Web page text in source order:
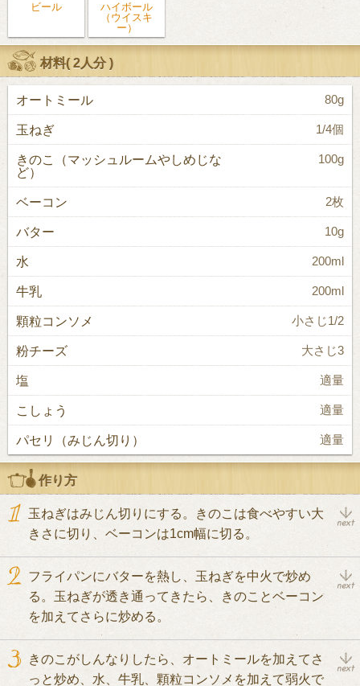
ビール
ハイボール
（ウイスキ
ー）
材料(2人分)
オートミール 80g
玉ねぎ 1/4個
きのこ（マッシュルームやしめじな
ど）
100g
ベーコン 2枚
バター 10g
水 200ml
牛乳 200ml
顆粒コンソメ 小さじ1/2
粉チーズ 大さじ3
塩 適量
こしょう 適量
パセリ（みじん切り） 適量
作り方
玉ねぎはみじん切りにする。きのこは食べやすい大
きさに切り、ベーコンは1cm幅に切る。
フライパンにバターを熱し、玉ねぎを中火で炒め
る。玉ねぎが透き通ってきたら、きのことベーコン
を加えてさらに炒める。
きのこがしんなりしたら、オートミールを加えてさ
っと炒め、水、牛乳、顆粒コンソメを加えて弱火で